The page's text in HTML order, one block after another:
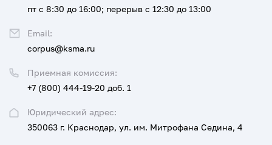
Юридический адрес:
350063 г. Краснодар, ул. им. Митрофана Седина, 4
Приемная комиссия:
+7 (800) 444-19-20 доб. 1
пт с 8:30 до 16:00; перерыв с 12:30 до 13:00
Email:
corpus@ksma.ru